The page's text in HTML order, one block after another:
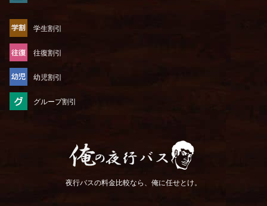
学生割引
往復割引
幼児割引
グループ割引
俺の夜行バス
夜行バスの料金比較なら、俺に任せとけ。